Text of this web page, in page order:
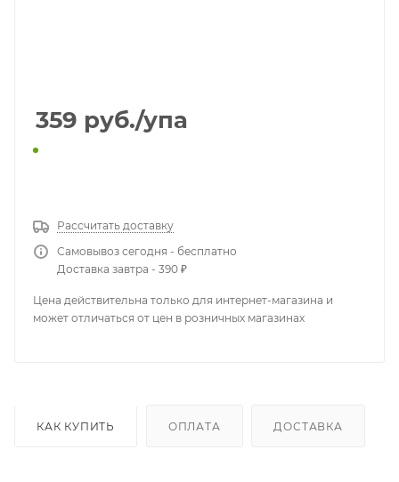
359 руб./упа
Рассчитать доставку
Самовывоз сегодня - бесплатно
Доставка завтра - 390 ₽
Цена действительна только для интернет-магазина и
может отличаться от цен в розничных магазинах
КАК КУПИТЬ ОПЛАТА ДОСТАВКА